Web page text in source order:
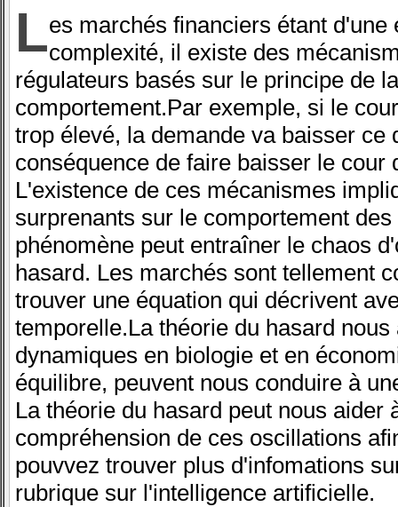
Les marchés financiers étant d'une
complexité, il existe des
régulateurs basés sur le principe de
comportement.Par exemple, si le
trop élevé, la demande va baisser ce
conséquence de faire baisser le cour
L'existence de ces mécanismes
surprenants sur le comportement
phénomène peut entraîner le chaos
hasard. Les marchés sont tellement
trouver une équation qui décrivent
temporelle.La théorie du hasard
dynamiques en biologie et en
équilibre, peuvent nous conduire à
La théorie du hasard peut nous aider
compréhension de ces oscillations
pouvvez trouver plus d'infomations
rubrique sur l'intelligence artificielle.